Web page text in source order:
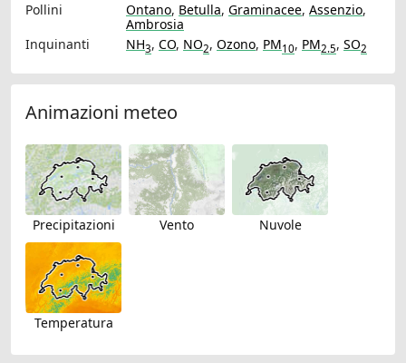
Pollini
Ontano, Betulla, Graminacee, Assenzio,
Ambrosia
Inquinanti
NH3, CO, NO2, Ozono, PM10, PM2.5, SO2
Animazioni meteo
Precipitazioni Vento Nuvole
Temperatura